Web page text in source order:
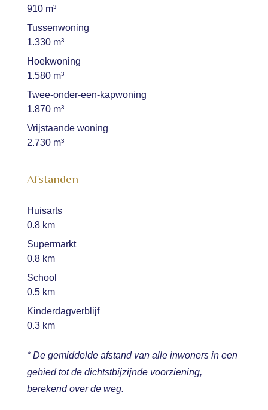
910 m³
Tussenwoning
1.330 m³
Hoekwoning
1.580 m³
Twee-onder-een-kapwoning
1.870 m³
Vrijstaande woning
2.730 m³
Afstanden
Huisarts
0.8 km
Supermarkt
0.8 km
School
0.5 km
Kinderdagverblijf
0.3 km
* De gemiddelde afstand van alle inwoners in een
gebied tot de dichtstbijzijnde voorziening,
berekend over de weg.